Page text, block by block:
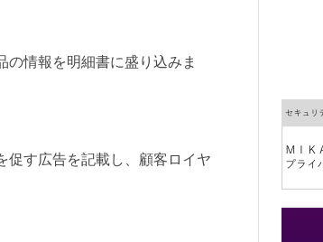
情報を明細書に盛り込みま
促す広告を記載し、顧客ロイヤ